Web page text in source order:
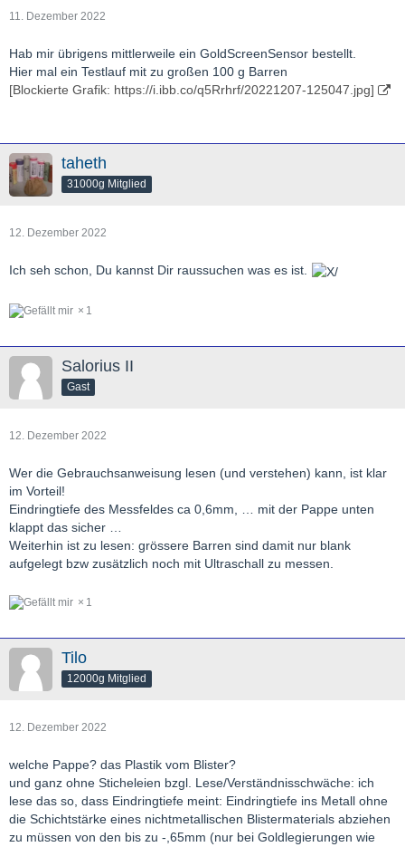
11. Dezember 2022
Hab mir übrigens mittlerweile ein GoldScreenSensor bestellt.
Hier mal ein Testlauf mit zu großen 100 g Barren
[Blockierte Grafik: https://i.ibb.co/q5Rrhrf/20221207-125047.jpg]
taheth
31000g Mitglied
12. Dezember 2022
Ich seh schon, Du kannst Dir raussuchen was es ist.
1
Salorius II
Gast
12. Dezember 2022
Wer die Gebrauchsanweisung lesen (und verstehen) kann, ist klar
im Vorteil!
Eindringtiefe des Messfeldes ca 0,6mm, … mit der Pappe unten
klappt das sicher …
Weiterhin ist zu lesen: grössere Barren sind damit nur blank
aufgelegt bzw zusätzlich noch mit Ultraschall zu messen.
1
Tilo
12000g Mitglied
12. Dezember 2022
welche Pappe? das Plastik vom Blister?
und ganz ohne Sticheleien bzgl. Lese/Verständnisschwäche: ich
lese das so, dass Eindringtiefe meint: Eindringtiefe ins Metall ohne
die Schichtstärke eines nichtmetallischen Blistermaterials abziehen
zu müssen von den bis zu -,65mm (nur bei Goldlegierungen wie